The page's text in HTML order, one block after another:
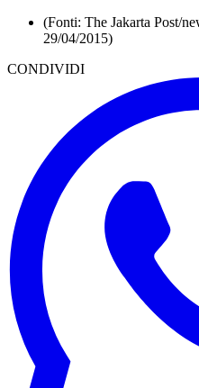
(Fonti: The Jakarta Post/
29/04/2015)
CONDIVIDI